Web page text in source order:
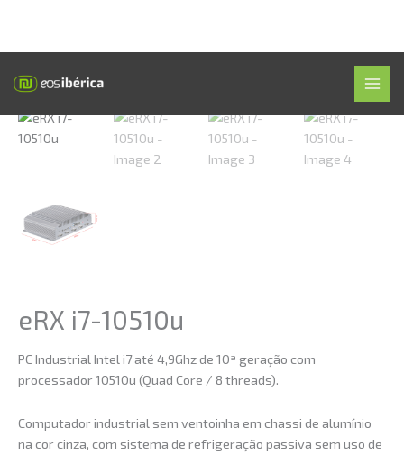
eRX i7-10510u
PC Industrial Intel i7 até 4,9Ghz de 10ª geração com
processador 10510u (Quad Core / 8 threads).
Computador industrial sem ventoinha em chassi de alumínio
na cor cinza, com sistema de refrigeração passiva sem uso de